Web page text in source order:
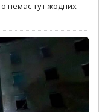
немає тут жодних